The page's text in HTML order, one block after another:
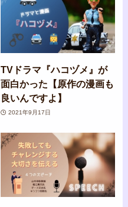
TVドラマ『ハコヅメ』が
面白かった【原作の漫画も
良いんですよ】
2021年9月17日